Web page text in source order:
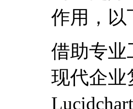
作用，以
借助专业
现代企业